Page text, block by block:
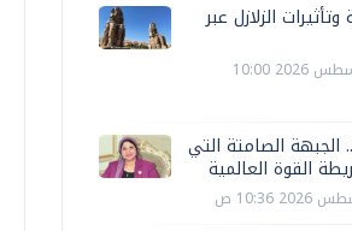
وتأثيرات الزلازل عبر
الأربعاء، 05 اغسطس 2026 10:00
الجبهة الصامتة التي
القوة العالمية